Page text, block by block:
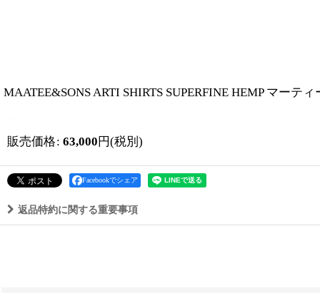
MAATEE&SONS ARTI SHIRTS SUPERFINE HEMP マーテ
販売価格: 63,000 円(税別)
Facebookでシェア
返品特約に関する重要事項